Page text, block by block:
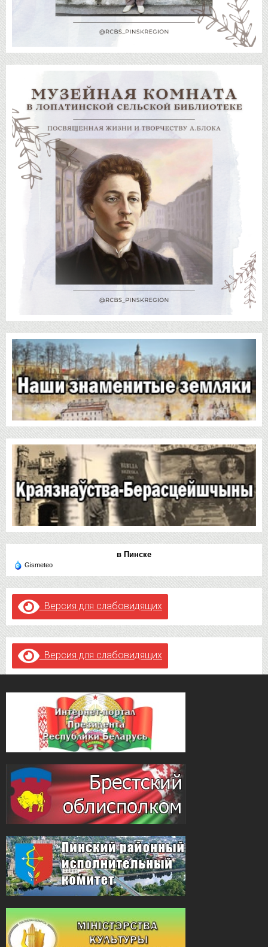
в Пинске
Gismeteo
Версия для слабовидящих
Версия для слабовидящих